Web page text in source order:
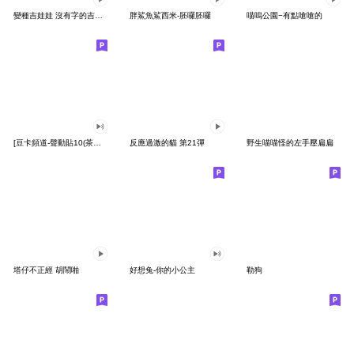
胖鯊魚鯊西米-胚囉胚囉 喵嗚公園−有點嗆嗆的
反應過激的貓 第21彈 野生喵喵怪的左手壓扁扁
塔仔不正經 胡鬧啪 好想兔-你的小公主 勒狗